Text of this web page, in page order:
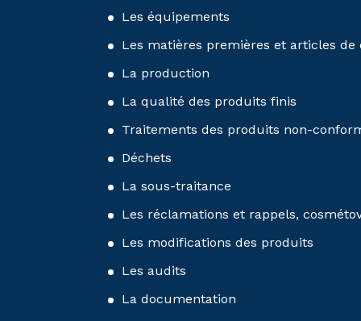
Les équipements
Les matières premières et articles
La production
La qualité des produits finis
Traitements des produits non-
Déchets
La sous-traitance
Les réclamations et rappels,
Les modifications des produits
Les audits
La documentation